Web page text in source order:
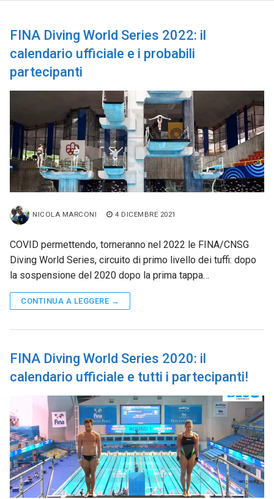
FINA Diving World Series 2022: il
calendario ufficiale e i probabili
partecipanti
NICOLA MARCONI 4 DICEMBRE 2021
COVID permettendo, torneranno nel 2022 le FINA/CNSG
Diving World Series, circuito di primo livello dei tuffi: dopo
la sospensione del 2020 dopo la prima tappa…
CONTINUA A LEGGERE →
FINA Diving World Series 2020: il
calendario ufficiale e tutti i partecipanti!